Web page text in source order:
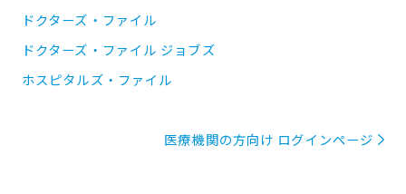
ドクターズ・ファイル
ドクターズ・ファイル ジョブズ
ホスピタルズ・ファイル
医療機関の方向け ログインページ